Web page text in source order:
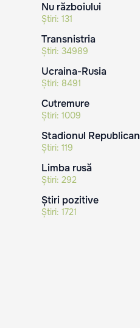
Nu războiului
Știri: 131
Transnistria
Știri: 34989
Ucraina-Rusia
Știri: 8491
Cutremure
Știri: 1009
Stadionul Republican
Știri: 119
Limba rusă
Știri: 292
Știri pozitive
Știri: 1721